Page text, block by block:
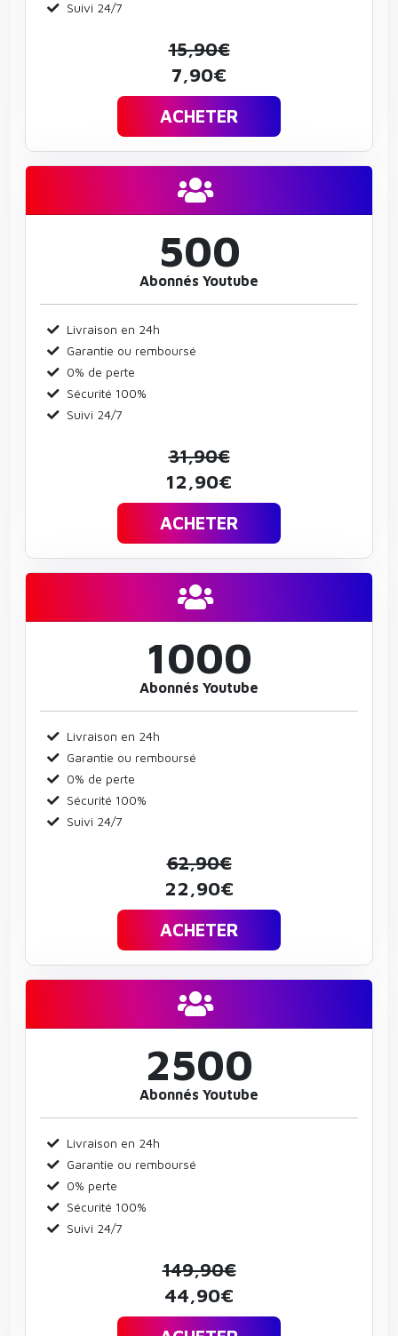
Suivi 24/7
15,90€
7,90€
ACHETER
500
Abonnés Youtube
Livraison en 24h
Garantie ou remboursé
0% de perte
Sécurité 100%
Suivi 24/7
31,90€
12,90€
ACHETER
1000
Abonnés Youtube
Livraison en 24h
Garantie ou remboursé
0% de perte
Sécurité 100%
Suivi 24/7
62,90€
22,90€
ACHETER
2500
Abonnés Youtube
Livraison en 24h
Garantie ou remboursé
0% perte
Sécurité 100%
Suivi 24/7
149,90€
44,90€